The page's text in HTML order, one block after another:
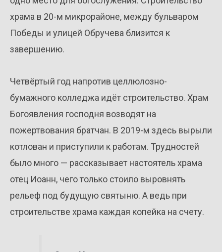
храма в 20-м микрорайоне, между бульваром
Победы и улицей Обручева близится к
завершению.
Четвёртый год напротив целлюлозно-
бумажного колледжа идёт строительство. Храм
Богоявления господня возводят на
пожертвования братчан. В 2019-м здесь вырыли
котлован и приступили к работам. Трудностей
было много — рассказывает настоятель храма
отец Иоанн, чего только стоило выровнять
рельеф под будущую святыню. А ведь при
строительстве храма каждая копейка на счету.